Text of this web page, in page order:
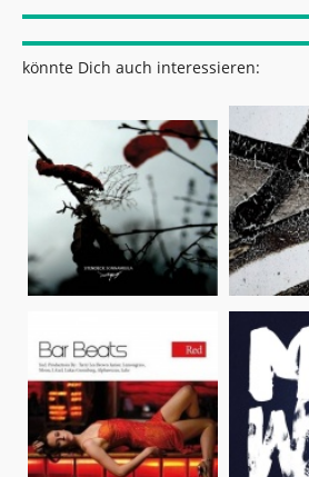
könnte Dich auch interessieren: